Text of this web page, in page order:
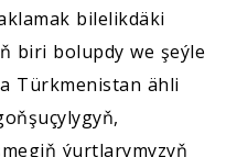
bilelikdäki
biri bolupdy we şeýle
Türkmenistan ähli
ýurtlarymyzyň